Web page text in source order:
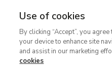
MENU
contenido
principal
Join
Use of cookies
By clicking “Accept”, you
your device to enhance site
and assist in our marketing
cookies